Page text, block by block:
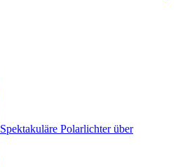
Spektakuläre Polarlichter über